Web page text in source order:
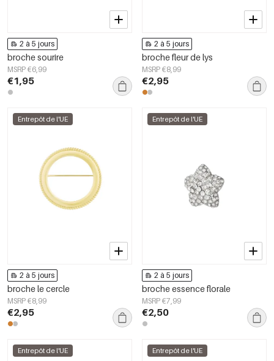
2 à 5 jours
broche sourire
MSRP €6,99
€1,95
2 à 5 jours
broche fleur de lys
MSRP €8,99
€2,95
Entrepôt de l'UE
2 à 5 jours
broche le cercle
MSRP €8,99
€2,95
Entrepôt de l'UE
2 à 5 jours
broche essence florale
MSRP €7,99
€2,50
Entrepôt de l'UE Entrepôt de l'UE